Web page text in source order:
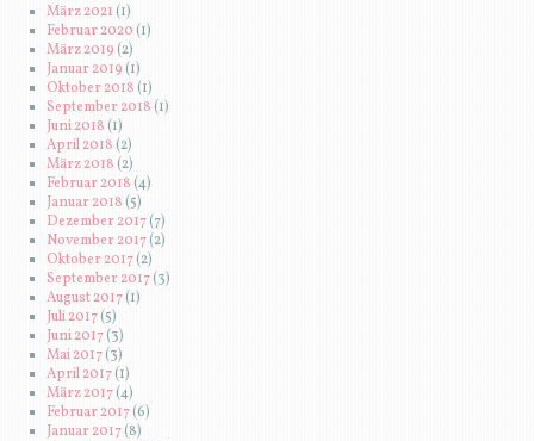
März 2021(1)
Februar 2020 (1)
März 2019 (2)
Januar 2019 (1)
Oktober 2018(1)
September 2018 (1)
Juni 2018 (1)
April 2018(2)
März 2018 (2)
Februar 2018(4)
Januar 2018 (5)
Dezember 2017(7)
November 2017(2)
Oktober 2017(2)
September 2017(3)
August 2017(1)
Juli 2017(5)
Juni 2017(3)
Mai 2017(3)
April 2017(1)
März 2017(4)
Februar 2017(6)
Januar 2017(8)